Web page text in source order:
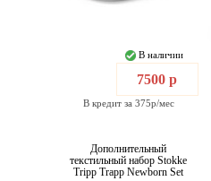
В наличии
7500 р
В кредит за 375р/мес
Дополнительный
текстильный набор Stokke
Tripp Trapp Newborn Set